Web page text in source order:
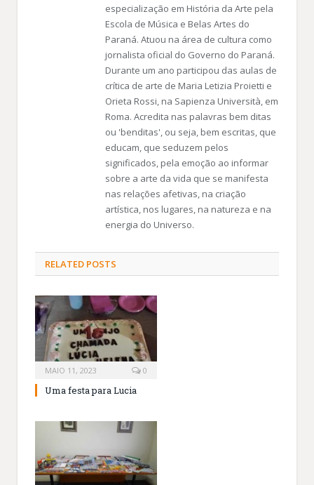
especialização em História da Arte pela
Escola de Música e Belas Artes do
Paraná. Atuou na área de cultura como
jornalista oficial do Governo do Paraná.
Durante um ano participou das aulas de
crítica de arte de Maria Letizia Proietti e
Orieta Rossi, na Sapienza Università, em
Roma. Acredita nas palavras bem ditas
ou 'benditas', ou seja, bem escritas, que
educam, que seduzem pelos
significados, pela emoção ao informar
sobre a arte da vida que se manifesta
nas relações afetivas, na criação
artística, nos lugares, na natureza e na
energia do Universo.
RELATED POSTS
MAIO 11, 2023 0
Uma festa para Lucia